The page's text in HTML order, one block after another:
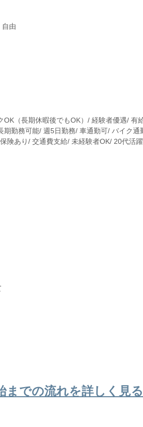
由
（長期休暇後でもOK）/ 経験者優遇/ 有
勤務可能/ 週5日勤務/ 車通勤可/ バイク通
険あり/ 交通費支給/ 未経験者OK/ 20代活
までの流れを詳しく見る